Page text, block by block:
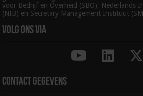
voor Bedrijf en Overheid (SBO), Nederlands
(NIB) en Secretary Management Instituut
Volg ons via
Contact gegevens